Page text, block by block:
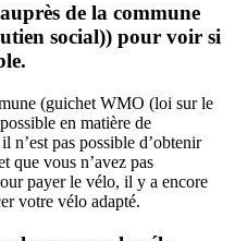
de la commune
social)) pour voir si
(guichet WMO (loi sur le
en matière de
n’est pas possible d’obtenir
que vous n’avez pas
payer le vélo, il y a encore
votre vélo adapté.